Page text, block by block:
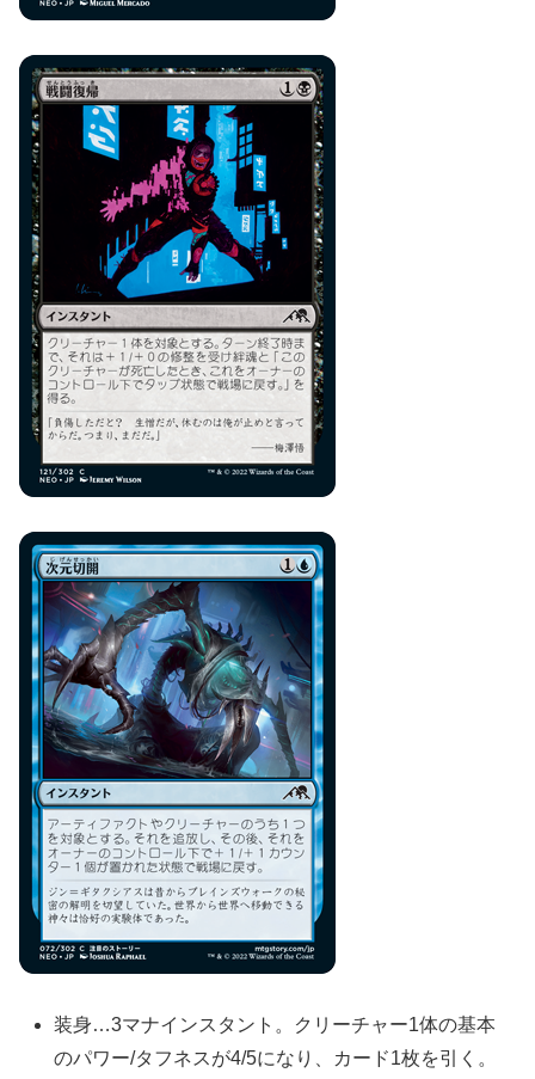
装身…3マナインスタント。クリーチャー1体の基本
のパワー/タフネスが4/5になり、カード1枚を引く。